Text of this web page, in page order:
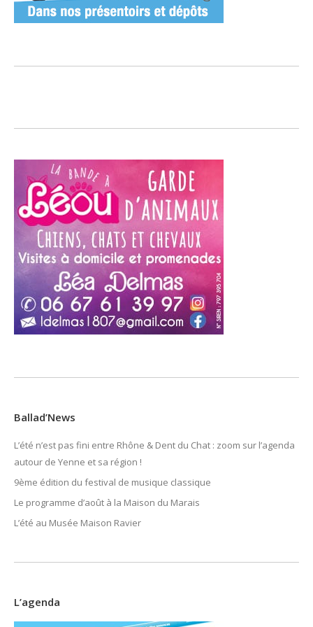
Ballad’News
L’été n’est pas fini entre Rhône & Dent du Chat : zoom sur l’agenda
autour de Yenne et sa région !
9ème édition du festival de musique classique
Le programme d’août à la Maison du Marais
L’été au Musée Maison Ravier
L’agenda